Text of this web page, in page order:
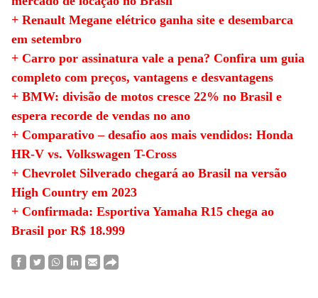
+ Renault Megane elétrico ganha site e desembarca
em setembro
+ Carro por assinatura vale a pena? Confira um guia
completo com preços, vantagens e desvantagens
+ BMW: divisão de motos cresce 22% no Brasil e
espera recorde de vendas no ano
+ Comparativo – desafio aos mais vendidos: Honda
HR-V vs. Volkswagen T-Cross
+ Chevrolet Silverado chegará ao Brasil na versão
High Country em 2023
+ Confirmada: Esportiva Yamaha R15 chega ao
Brasil por R$ 18.999